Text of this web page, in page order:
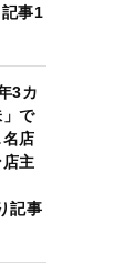
事1
3カ
」で
店
店主
記事